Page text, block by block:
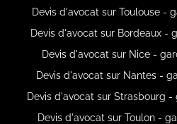
Devis d'avocat sur Toulouse -
Devis d'avocat sur Bordeaux -
Devis d'avocat sur Nice -
Devis d'avocat sur Nantes -
Devis d'avocat sur Strasbourg
Devis d'avocat sur Toulon -